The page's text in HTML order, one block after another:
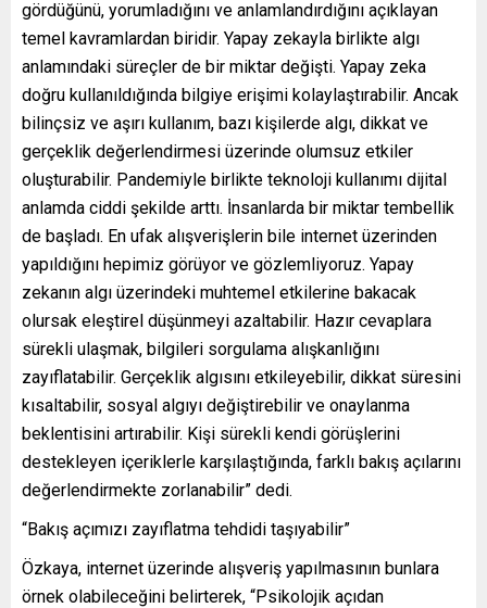
gördüğünü, yorumladığını ve anlamlandırdığını açıklayan
temel kavramlardan biridir. Yapay zekayla birlikte algı
anlamındaki süreçler de bir miktar değişti. Yapay zeka
doğru kullanıldığında bilgiye erişimi kolaylaştırabilir. Ancak
bilinçsiz ve aşırı kullanım, bazı kişilerde algı, dikkat ve
gerçeklik değerlendirmesi üzerinde olumsuz etkiler
oluşturabilir. Pandemiyle birlikte teknoloji kullanımı dijital
anlamda ciddi şekilde arttı. İnsanlarda bir miktar tembellik
de başladı. En ufak alışverişlerin bile internet üzerinden
yapıldığını hepimiz görüyor ve gözlemliyoruz. Yapay
zekanın algı üzerindeki muhtemel etkilerine bakacak
olursak eleştirel düşünmeyi azaltabilir. Hazır cevaplara
sürekli ulaşmak, bilgileri sorgulama alışkanlığını
zayıflatabilir. Gerçeklik algısını etkileyebilir, dikkat süresini
kısaltabilir, sosyal algıyı değiştirebilir ve onaylanma
beklentisini artırabilir. Kişi sürekli kendi görüşlerini
destekleyen içeriklerle karşılaştığında, farklı bakış açılarını
değerlendirmekte zorlanabilir” dedi.
“Bakış açımızı zayıflatma tehdidi taşıyabilir”
Özkaya, internet üzerinde alışveriş yapılmasının bunlara
örnek olabileceğini belirterek, “Psikolojik açıdan